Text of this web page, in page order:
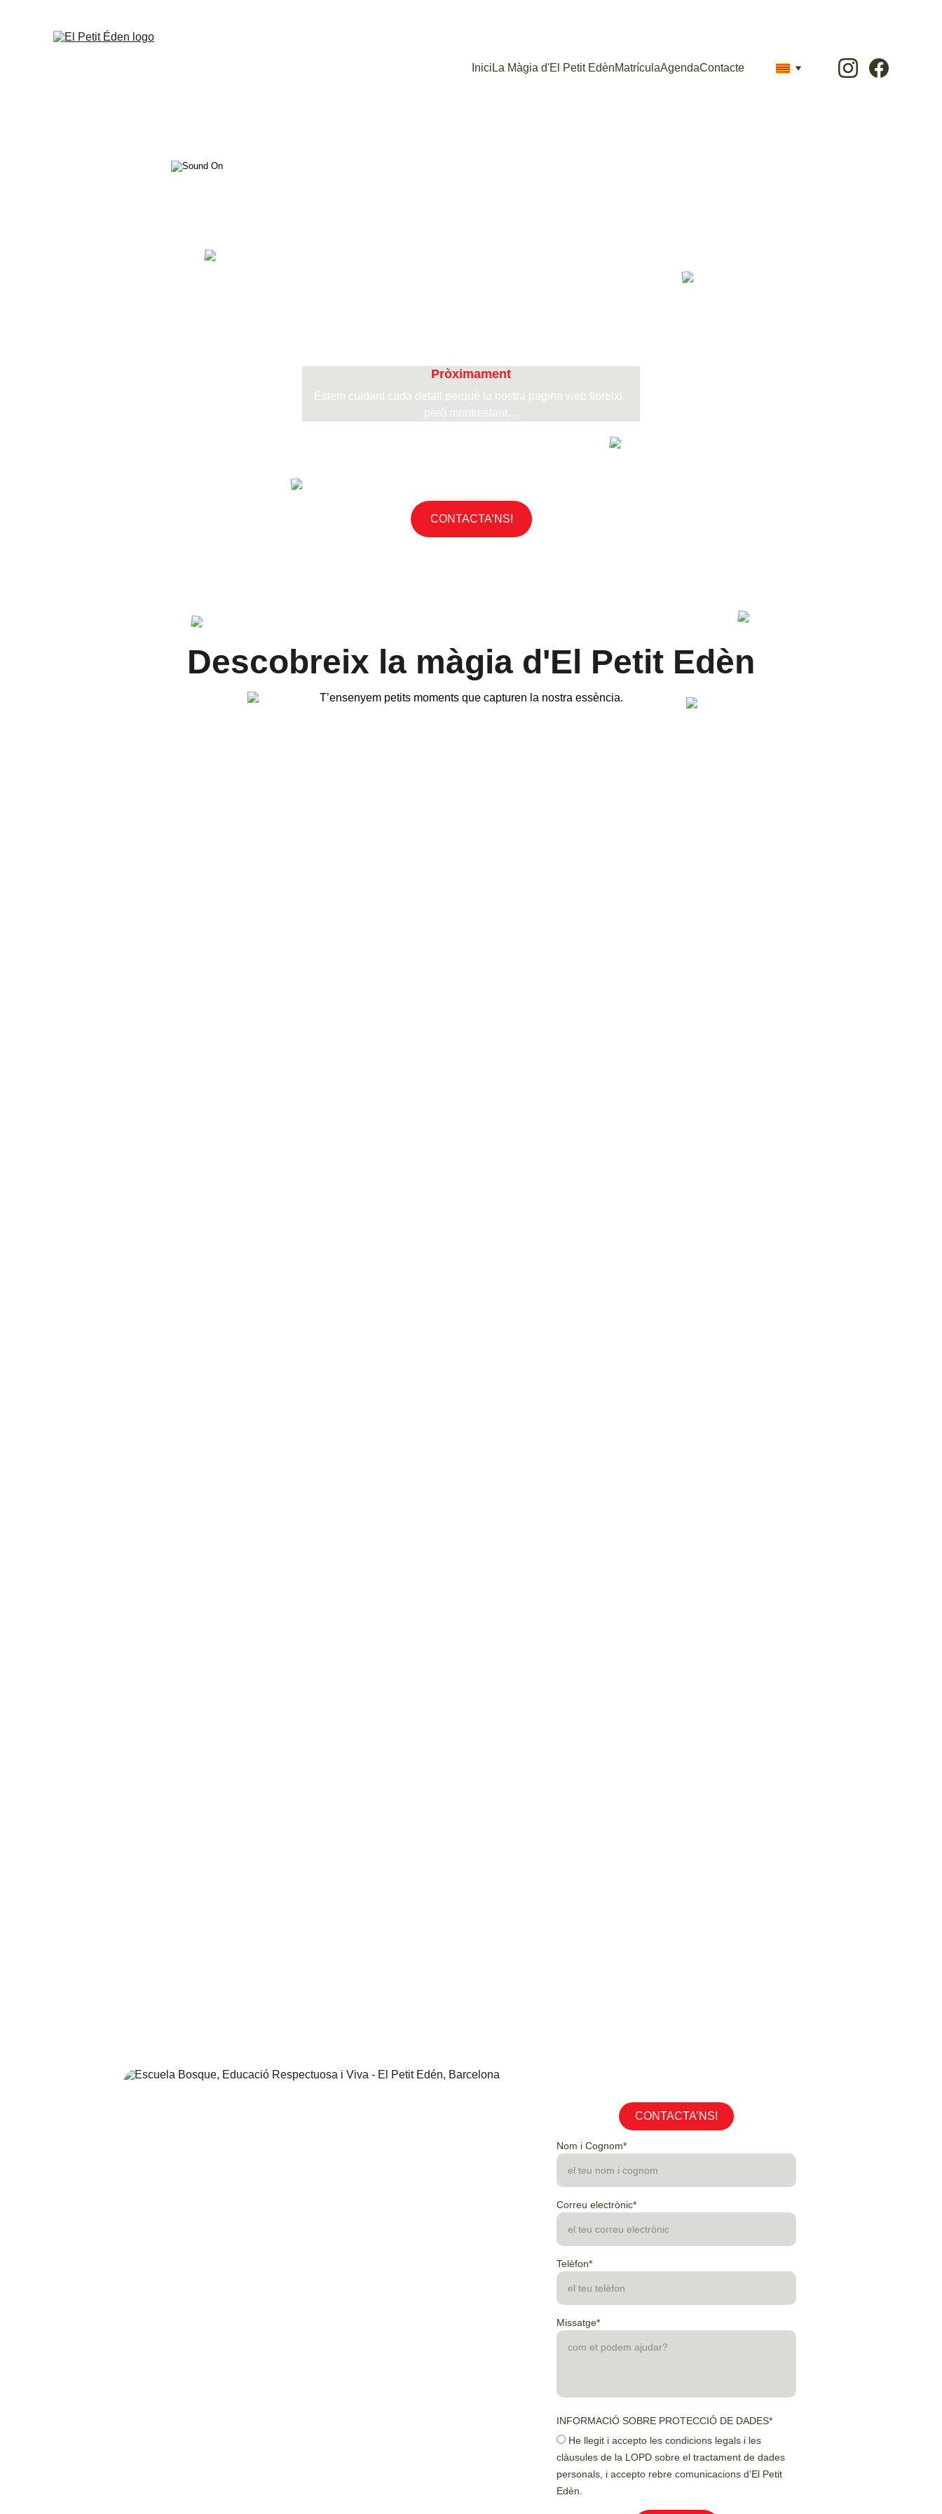
Inici La Màgia d'El Petit EdènMatrículaAgendaContacte
CONTACTA’NS!
Pròximament
Estem cuidant cada detall perquè la nostra pàgina web floreixi,
però mentrestant…
Un projecte d’Educació
Descobreix la màgia d'El Petit Edèn
T’ensenyem petits moments que capturen la nostra essència.
Nom i Cognom*
Correu electrònic*
Telèfon*
Missatge*
INFORMACIÓ SOBRE PROTECCIÓ DE DADES*
He llegit i accepto les condicions legals i les
clàusules de la LOPD sobre el tractament de dades
personals, i accepto rebre comunicacions d’El Petit
Edèn.
CONTACTA’NS!